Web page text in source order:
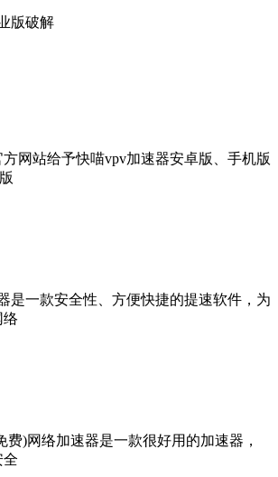
版破解
网站给予快喵vpv加速器安卓版、手机版
是一款安全性、方便快捷的提速软件，为
络
费)网络加速器是一款很好用的加速器，
全